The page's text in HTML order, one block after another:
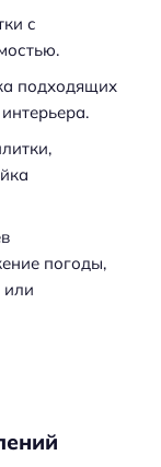
с
подходящих
погоды,
или